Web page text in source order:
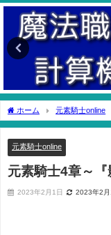
ホーム 元素騎士online
元素騎士online
元素騎士4章～
2023年2月1日 2023年2月